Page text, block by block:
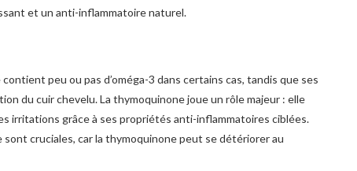
et un anti-inflammatoire naturel.
peu ou pas d’oméga-3 dans certains cas, tandis que ses
du cuir chevelu. La thymoquinone joue un rôle majeur : elle
irritations grâce à ses propriétés anti-inflammatoires ciblées.
sont cruciales, car la thymoquinone peut se détériorer au